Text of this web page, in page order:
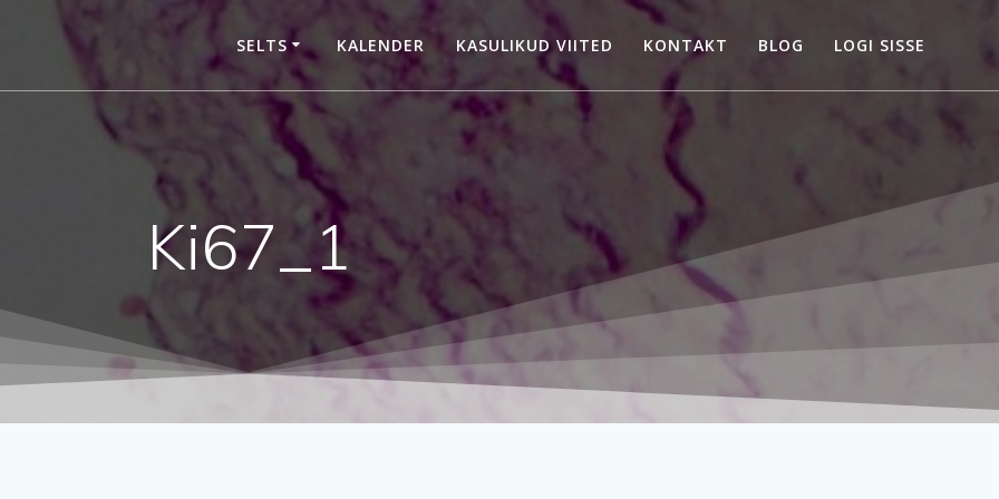
SELTS KALENDER KASULIKUD VIITED KONTAKT BLOG LOGI SISSE
Ki67_1